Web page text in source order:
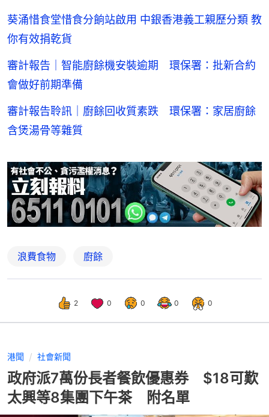
葵涌惜食堂惜食分餉站啟用 中銀香港義工親歷分類 教
你有效捐乾貨
審計報告｜智能廚餘機安裝逾期 環保署：批新合約
會做好前期準備
審計報告聆訊｜廚餘回收質素跌 環保署：家居廚餘
含煲湯骨等雜質
浪費食物 廚餘
2 0 0 0 0
港聞 社會新聞
政府派7萬份長者餐飲優惠券 $18可歎
太興等8集團下午茶 附名單